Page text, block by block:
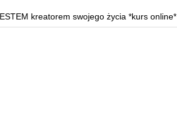
kreatorem swojego życia *kurs online*